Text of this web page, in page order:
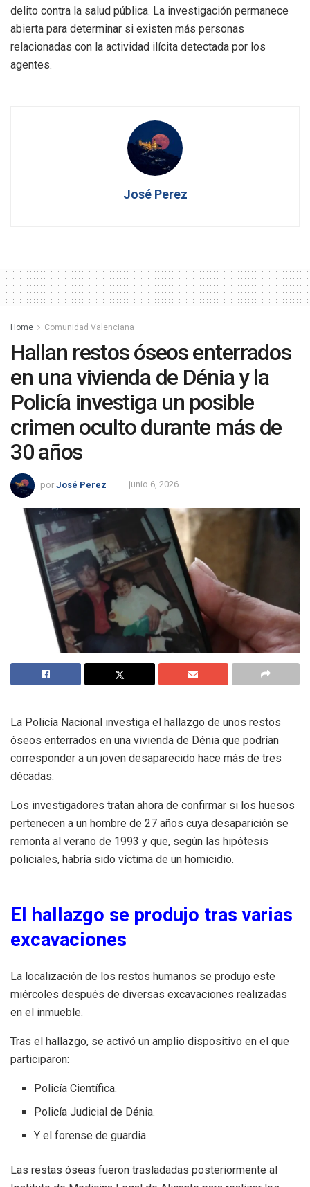
delito contra la salud pública. La investigación permanece
abierta para determinar si existen más personas
relacionadas con la actividad ilícita detectada por los
agentes.
José Perez
Home Comunidad Valenciana
Hallan restos óseos enterrados
en una vivienda de Dénia y la
Policía investiga un posible
crimen oculto durante más de
30 años
por José Perez junio 6, 2026
La Policía Nacional investiga el hallazgo de unos restos
óseos enterrados en una vivienda de Dénia que podrían
corresponder a un joven desaparecido hace más de tres
décadas.
Los investigadores tratan ahora de confirmar si los huesos
pertenecen a un hombre de 27 años cuya desaparición se
remonta al verano de 1993 y que, según las hipótesis
policiales, habría sido víctima de un homicidio.
El hallazgo se produjo tras varias
excavaciones
La localización de los restos humanos se produjo este
miércoles después de diversas excavaciones realizadas
en el inmueble.
Tras el hallazgo, se activó un amplio dispositivo en el que
participaron:
Policía Científica.
Policía Judicial de Dénia.
Y el forense de guardia.
Las restas óseas fueron trasladadas posteriormente al